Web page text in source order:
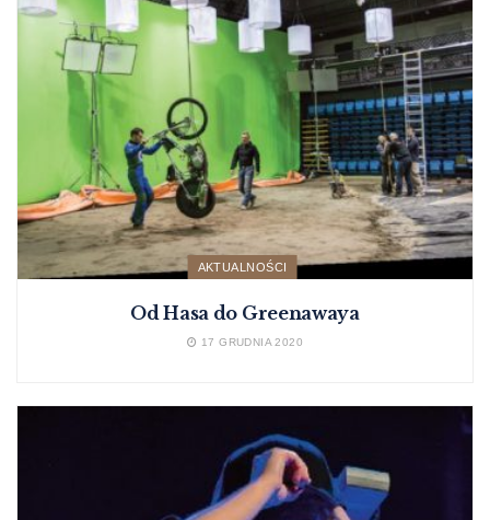
AKTUALNOŚCI
Od Hasa do Greenawaya
17 GRUDNIA 2020